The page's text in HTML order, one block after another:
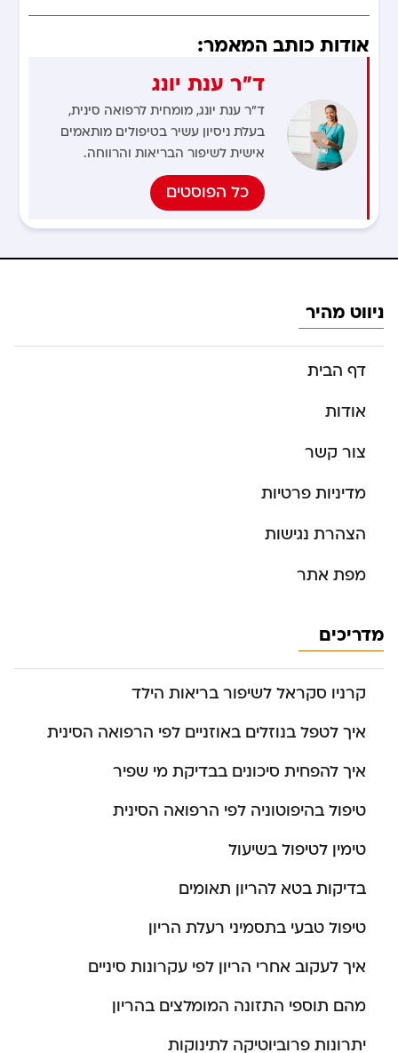
אודות כותב המאמר:
ד"ר ענת יונג
ד"ר ענת יונג, מומחית לרפואה סינית,
בעלת ניסיון עשיר בטיפולים מותאמים
אישית לשיפור הבריאות והרווחה.
כל הפוסטים
ניווט מהיר
דף הבית
אודות
צור קשר
מדיניות פרטיות
הצהרת נגישות
מפת אתר
מדריכים
קרניו סקראל לשיפור בריאות הילד
איך לטפל בנוזלים באוזניים לפי הרפואה הסינית
איך להפחית סיכונים בבדיקת מי שפיר
טיפול בהיפוטוניה לפי הרפואה הסינית
טימין לטיפול בשיעול
בדיקות בטא להריון תאומים
טיפול טבעי בתסמיני רעלת הריון
איך לעקוב אחרי הריון לפי עקרונות סיניים
מהם תוספי התזונה המומלצים בהריון
יתרונות פרוביוטיקה לתינוקות